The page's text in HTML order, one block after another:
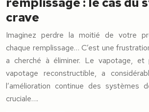
crave
Imaginez perdre la moitié de votre
chaque remplissage… C’est une
a cherché à éliminer. Le vapotage, et
vapotage reconstructible, a
l’amélioration continue des systèmes
cruciale….